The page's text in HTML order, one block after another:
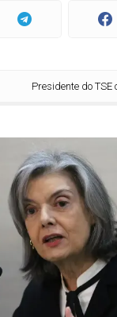
Presidente do TSE